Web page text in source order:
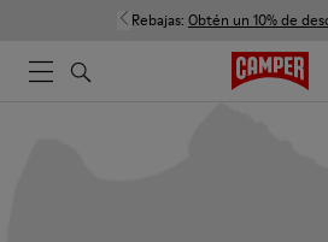
Rebajas: Obtén un 10% de